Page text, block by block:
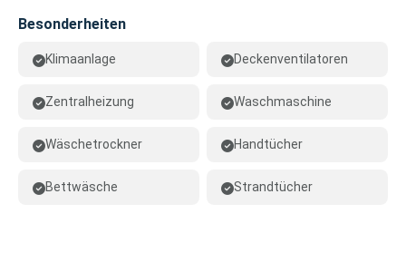
Besonderheiten
Klimaanlage Deckenventilatoren
Zentralheizung Waschmaschine
Wäschetrockner Handtücher
Bettwäsche Strandtücher